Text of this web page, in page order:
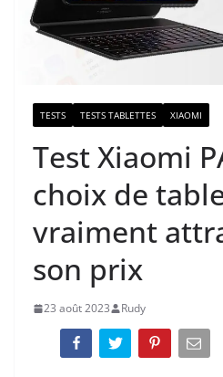
TESTS TESTS TABLETTES XIAOMI
Test Xiaomi
choix de
vraiment
son prix
23 août 2023 Rudy